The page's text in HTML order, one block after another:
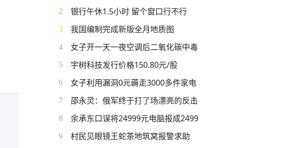
2 银行午休1.5小时 留个窗口行不行
3 我国编制完成新版全月地质图
4 女子开一天一夜空调后二氧化碳中毒
5 宇树科技发行价格150.80元/股
6 女子利用漏洞0元薅走3000多件家电
7 邵永灵：俄军终于打了场漂亮的反击
8 余承东口误将24999元电脑报成2499
9 村民见眼镜王蛇茶地筑窝报警求助